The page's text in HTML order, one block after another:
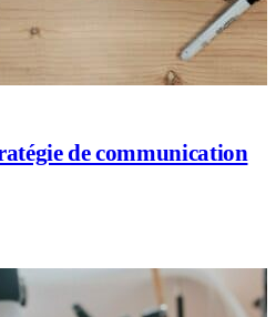
de communication